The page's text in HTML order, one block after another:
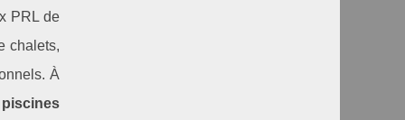
PRL de
chalets,
À
piscines